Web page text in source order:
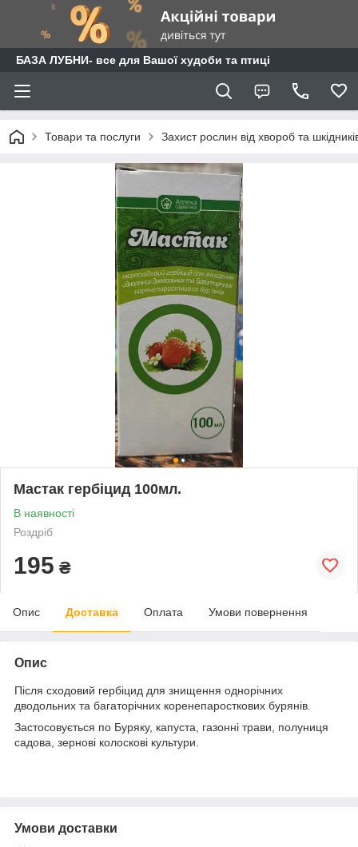
БАЗА ЛУБНИ- все для Вашої худоби та птиці
Товари та послуги Захист рослин від хвороб та
Мастак гербіцид 100мл.
В наявності
Роздріб
195 ₴
Опис Доставка Оплата Умови повернення
Опис
Після сходовий гербіцид для знищення однорічних
дводольних та багаторічних коренепаросткових бурянів.
Застосовується по Буряку, капуста, газонні трави, полуниця
садова, зернові колоскові культури.
Умови доставки